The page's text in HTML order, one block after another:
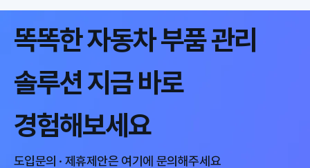
똑똑한 자동차 부품 관리
솔루션 지금 바로
경험해보세요
도입문의 · 제휴제안은 여기에 문의해주세요